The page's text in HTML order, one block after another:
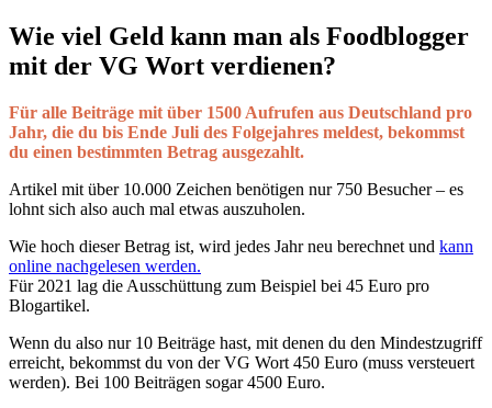
Wie viel Geld kann man als Foodblogger
mit der VG Wort verdienen?
Für alle Beiträge mit über 1500 Aufrufen aus Deutschland pro
Jahr, die du bis Ende Juli des Folgejahres meldest, bekommst
du einen bestimmten Betrag ausgezahlt.
Artikel mit über 10.000 Zeichen benötigen nur 750 Besucher – es
lohnt sich also auch mal etwas auszuholen.
Wie hoch dieser Betrag ist, wird jedes Jahr neu berechnet und kann
online nachgelesen werden.
Für 2021 lag die Ausschüttung zum Beispiel bei 45 Euro pro
Blogartikel.
Wenn du also nur 10 Beiträge hast, mit denen du den Mindestzugriff
erreicht, bekommst du von der VG Wort 450 Euro (muss versteuert
werden). Bei 100 Beiträgen sogar 4500 Euro.